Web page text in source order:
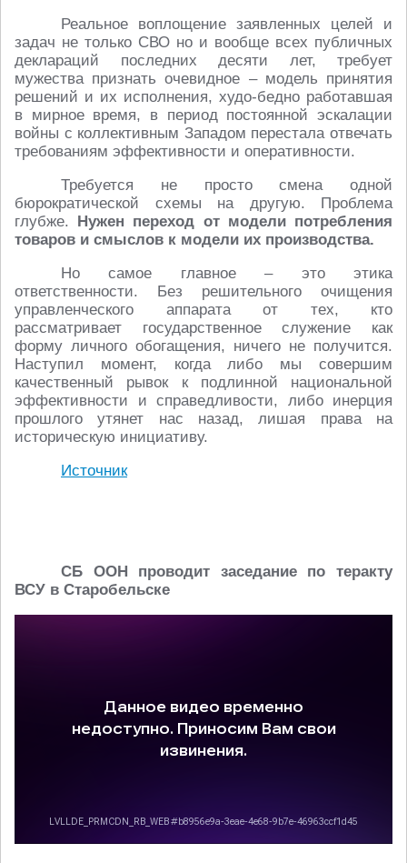
Реальное воплощение заявленных целей и
задач не только СВО но и вообще всех публичных
деклараций последних десяти лет, требует
мужества признать очевидное – модель принятия
решений и их исполнения, худо-бедно работавшая
в мирное время, в период постоянной эскалации
войны с коллективным Западом перестала отвечать
требованиям эффективности и оперативности.
Требуется не просто смена одной
бюрократической схемы на другую. Проблема
глубже. Нужен переход от модели потребления
товаров и смыслов к модели их производства.
Но самое главное – это этика
ответственности. Без решительного очищения
управленческого аппарата от тех, кто
рассматривает государственное служение как
форму личного обогащения, ничего не получится.
Наступил момент, когда либо мы совершим
качественный рывок к подлинной национальной
эффективности и справедливости, либо инерция
прошлого утянет нас назад, лишая права на
историческую инициативу.
Источник
СБ ООН проводит заседание по теракту
ВСУ в Старобельске